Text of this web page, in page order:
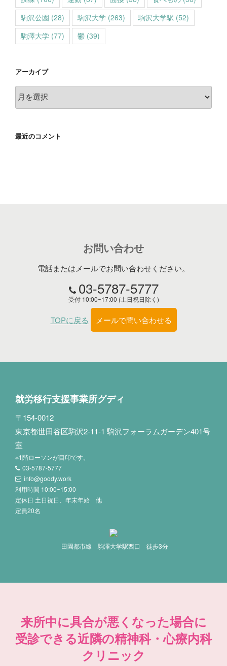
駒沢公園 (28) 駒沢大学 (263) 駒沢大学駅 (52)
駒澤大学 (77) 鬱 (39)
アーカイブ
ア
ー
イ
最近のコメント
お問い合わせ
電話またはメールでお問い合わせください。
03-5787-5777
受付 10:00~17:00 (土日祝日除く)
TOPに戻る メールで問い合わせる
就労移行支援事業所グディ
〒154-0012
東京都世田谷区駒沢2-11-1 駒沢フォーラムガーデン401号
室
※1階ローソンが目印です。
03-5787-5777
info@goody.work
利用時間 10:00~15:00
定休日 土日祝日、年末年始 他
定員20名
田園都市線 駒澤大学駅西口 徒歩3分
来所中に具合が悪くなった場合に
受診できる近隣の精神科・心療内科
クリニック